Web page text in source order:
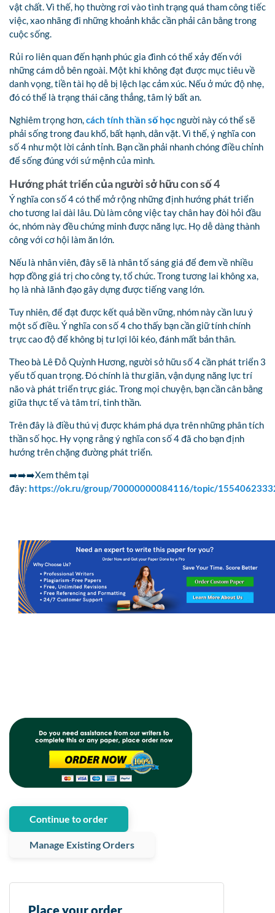
vật chất. Vì thế, họ thường rơi vào tình trạng quá tham công tiếc
việc, xao nhãng đi những khoảnh khắc cần phải cân bằng trong
cuộc sống.
Rủi ro liên quan đến hạnh phúc gia đình có thể xảy đến với
những cám dỗ bên ngoài. Một khi không đạt được mục tiêu về
danh vọng, tiền tài họ dễ bị lệch lạc cảm xúc. Nếu ở mức độ nhẹ,
đó có thể là trạng thái căng thẳng, tâm lý bất an.
Nghiêm trọng hơn,cách tính thần số học người này có thể sẽ
phải sống trong đau khổ, bất hạnh, dằn vặt. Vì thế, ý nghĩa con
số 4 như một lời cảnh tỉnh. Bạn cần phải nhanh chóng điều chỉnh
để sống đúng với sứ mệnh của mình.
Hướng phát triển của người sở hữu con số 4
Ý nghĩa con số 4 có thể mở rộng những định hướng phát triển
cho tương lai dài lâu. Dù làm công việc tay chân hay đòi hỏi đầu
óc, nhóm này đều chứng minh được năng lực. Họ dễ dàng thành
công với cơ hội làm ăn lớn.
Nếu là nhân viên, đây sẽ là nhân tố sáng giá để đem về nhiều
hợp đồng giá trị cho công ty, tổ chức. Trong tương lai không xa,
họ là nhà lãnh đạo gây dựng được tiếng vang lớn.
Tuy nhiên, để đạt được kết quả bền vững, nhóm này cần lưu ý
một số điều. Ý nghĩa con số 4 cho thấy bạn cần giữ tính chính
trực cao độ để không bị tư lợi lôi kéo, đánh mất bản thân.
Theo bà Lê Đỗ Quỳnh Hương, người sở hữu số 4 cần phát triển 3
yếu tố quan trọng. Đó chính là thư giãn, vận dụng năng lực trí
não và phát triển trực giác. Trong mọi chuyện, bạn cần cân bằng
giữa thực tế và tâm trí, tinh thần.
Trên đây là điều thú vị được khám phá dựa trên những phân tích
thần số học. Hy vọng rằng ý nghĩa con số 4 đã cho bạn định
hướng trên chặng đường phát triển.
➡️➡️➡️Xem thêm tại
đây: https://ok.ru/group/70000000084116/topic/
Continue to order
Manage Existing Orders
Place your order